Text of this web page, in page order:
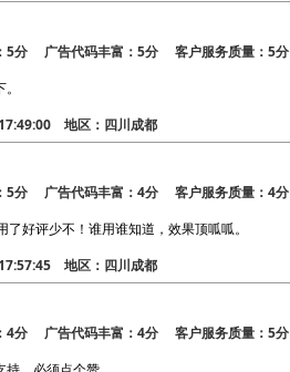
5分 广告代码丰富：5分 客户服务质量：5分
地区：四川成都
5分 广告代码丰富：4分 客户服务质量：4分
好评少不！谁用谁知道，效果顶呱呱。
地区：四川成都
4分 广告代码丰富：4分 客户服务质量：5分